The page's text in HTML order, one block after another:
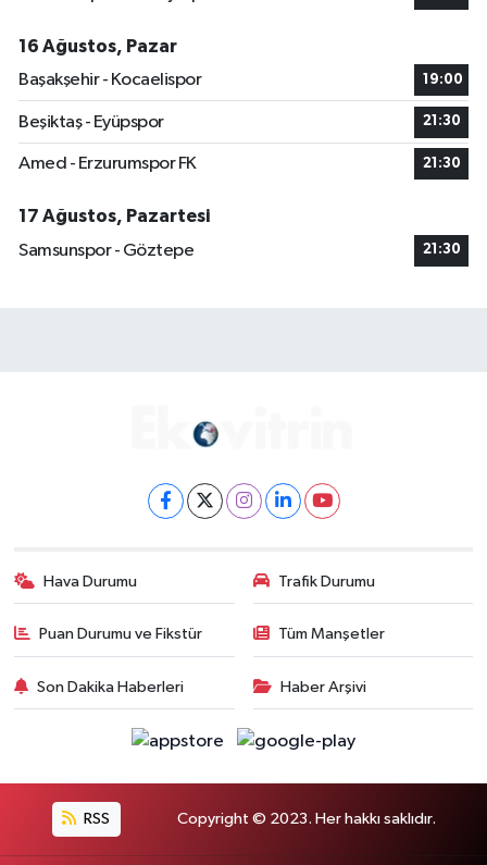
16 Ağustos, Pazar
Başakşehir - Kocaelispor
19:00
Beşiktaş - Eyüpspor 21:30
Amed - Erzurumspor FK 21:30
17 Ağustos, Pazartesi
Samsunspor - Göztepe
21:30
Hava Durumu Trafik Durumu
Puan Durumu ve Fikstür Tüm Manşetler
Son Dakika Haberleri Haber Arşivi
RSS Copyright © 2023. Her hakkı saklıdır.